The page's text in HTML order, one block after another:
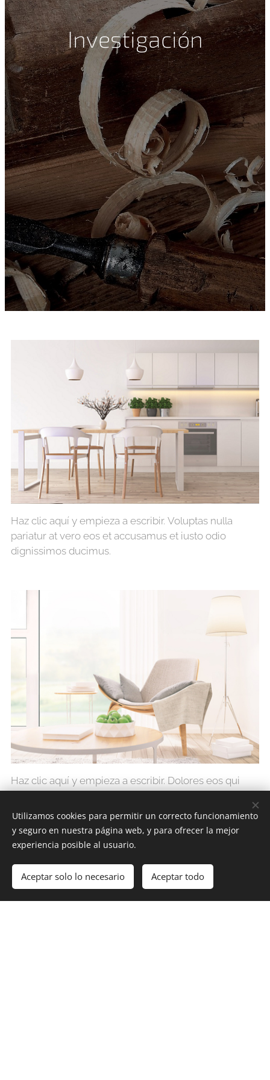
Investigación
Haz clic aquí y empieza a escribir. Voluptas nulla
pariatur at vero eos et accusamus et iusto odio
dignissimos ducimus.
Haz clic aquí y empieza a escribir. Dolores eos qui
quisquam est qui.
¡Crea tu página web gratis! Comenzar
Utilizamos cookies para permitir un correcto funcionamiento
y seguro en nuestra página web, y para ofrecer la mejor
experiencia posible al usuario.
Aceptar solo lo necesario Aceptar todo